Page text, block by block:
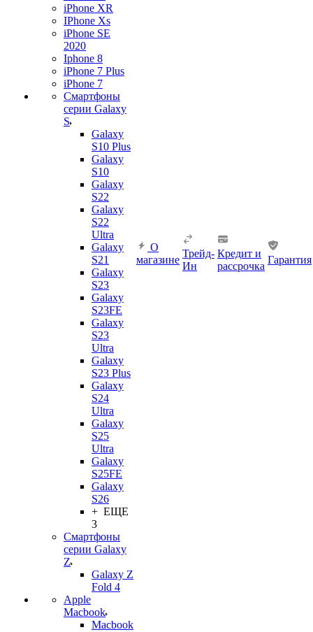
iPhone XR
IPhone Xs
iPhone SE
2020
Iphone 8
iPhone 7 Plus
iPhone 7
Смартфоны
серии Galaxy
S
Galaxy
S10 Plus
Galaxy
S10
Galaxy
S22
Galaxy
S22
Ultra
Galaxy
S21
Galaxy
S23
Galaxy
S23FE
Galaxy
S23
Ultra
Galaxy
S23 Plus
Galaxy
S24
Ultra
Galaxy
S25
Ultra
Galaxy
S25FE
Galaxy
S26
+ ЕЩЕ
3
Смартфоны
серии Galaxy
Z
Galaxy Z
Fold 4
Apple
Macbook
Macbook
О
магазине
Трейд-
Ин
Кредит и
рассрочка
Гарантия